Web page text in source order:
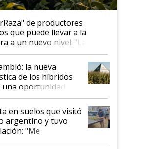
de productores
que puede llevar a la
a un nuevo nivel: "Las
de crecimiento son
la nueva
de los híbridos
oportunidad en
en suelos que visitó
argentino y tuvo
"Me
mucho"